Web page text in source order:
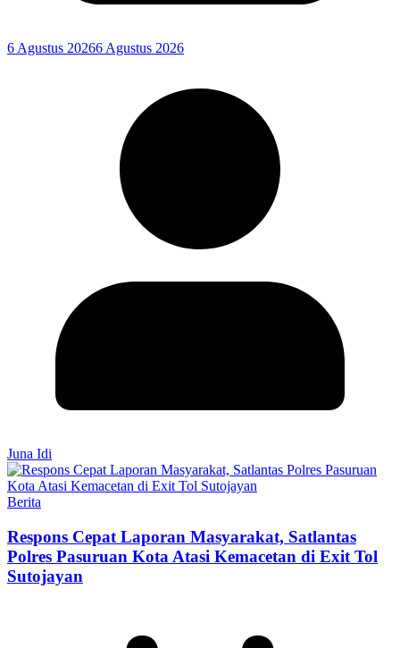
6 Agustus 20266 Agustus 2026
Juna Idi
Berita
Respons Cepat Laporan Masyarakat, Satlantas
Polres Pasuruan Kota Atasi Kemacetan di Exit Tol
Sutojayan